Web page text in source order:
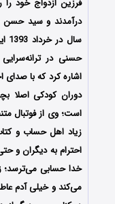
درآمدند و سید حسن
اشاره کرد که با
دوران کودکی اصلا
است؛ وی از فوتبال
زیاد اهل حساب و
احترام به دیگران و
خدا حسابی می‌ترسد؛
می‌کند و خیلی آدم